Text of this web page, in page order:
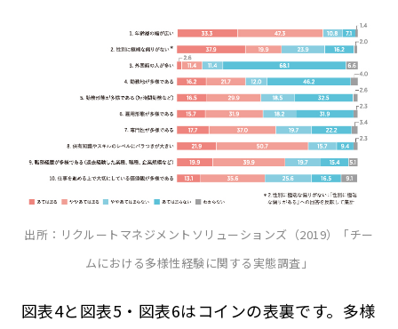
出所：リクルートマネジメントソリューションズ（2019）「チー
ムにおける多様性経験に関する実態調査」
図表4と図表5・図表6はコインの表裏です。多様